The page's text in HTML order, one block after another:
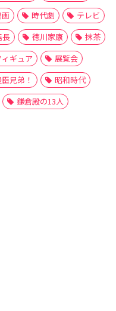
時代劇
テレビ
長 徳川家康
抹茶
ィギュア
展覧会
兄弟！
昭和時代
鎌倉殿の13人